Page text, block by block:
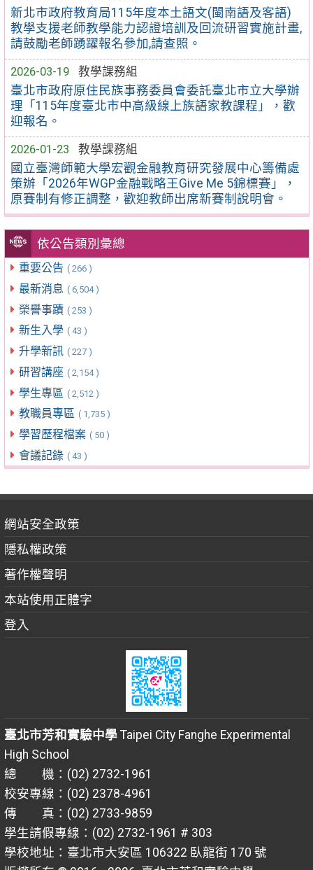
新北市政府教育局115年度本土語文(閩南語及客語)
教學支援老師教學能力認證培訓及回流研習實施計畫,
請鼓勵老師踴躍報名參加,請查照。
2026-03-19
教學課務組
臺北市政府原住民族事務委員會委託臺北市立大學辦
理「115年度臺北市中高級線上族語家教課程」，歡
迎報名。
2026-01-23
教學課務組
國立臺灣師範大學宏觀金融教育研究發展中心籌備處
策辦「2026年WGP金融戰略王Give Me 5錦標賽」，
原賽制有修正調整，歡迎教師出席新賽制說明會。
依公告類別彙總
重要公告 ( 266 )
最新消息 ( 6,504 )
榮譽事蹟 ( 253 )
新生入學 ( 43 )
升學新訊 ( 227 )
研習講座 ( 2,154 )
學生專區 ( 2,512 )
教職員專區 ( 1,735 )
學習歷程檔案 ( 50 )
會議記錄 ( 43 )
網站安全政策
隱私權政策
著作權聲明
本站使用正體字
登入
臺北市芳和實驗中學Taipei City Fanghe Experimental
High School
總 機：(02) 2732-1961
校安專線：(02) 2378-4961
傳 真：(02) 2733-9859
學生請假專線：(02) 2732-1961 # 303
學校地址：臺北市大安區 106322 臥龍街 170 號